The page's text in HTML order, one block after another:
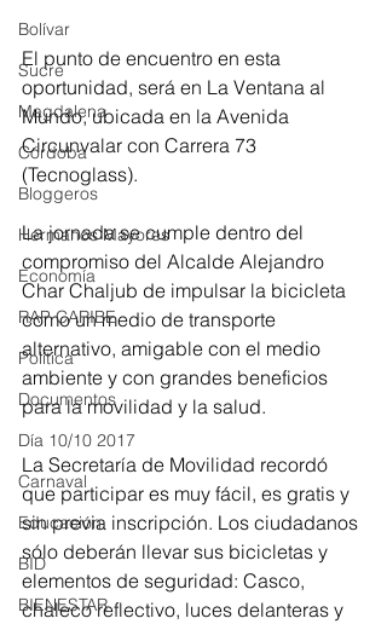
Bolívar
Sucre
Magdalena
Córdoba
Bloggeros
Hermanos Mayores
Economía
RAP CARIBE
Política
Documentos
Día 10/10 2017
Carnaval
Educación
BID
BIENESTAR
El punto de encuentro en esta
oportunidad, será en La Ventana al
Mundo, ubicada en la Avenida
Circunvalar con Carrera 73
(Tecnoglass).
La jornada se cumple dentro del
compromiso del Alcalde Alejandro
Char Chaljub de impulsar la bicicleta
como un medio de transporte
alternativo, amigable con el medio
ambiente y con grandes beneficios
para la movilidad y la salud.
La Secretaría de Movilidad recordó
que participar es muy fácil, es gratis y
sin previa inscripción. Los ciudadanos
sólo deberán llevar sus bicicletas y
elementos de seguridad: Casco,
chaleco reflectivo, luces delanteras y